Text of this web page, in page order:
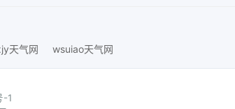
天气网 wsuiao天气网
-1